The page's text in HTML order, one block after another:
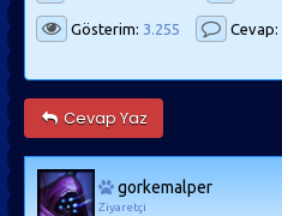
Gösterim: 3.255 Cevap:
Cevap Yaz
gorkemalper
Ziyaretçi